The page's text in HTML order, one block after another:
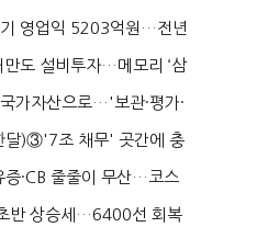
영업익 5203억원…전년
...
만도 설비투자…메모리 ‘삼
가자산으로…'보관·평가·
...
달)③'7조 채무' 곳간에 충
20년...
증·CB 줄줄이 무산…코스
에 ...
반 상승세…6400선 회복